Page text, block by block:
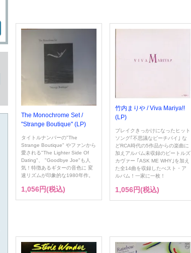
The Monochrome Set /
"Strange Boutique" (LP)
タイトルナンバーの"The
Strange Boutique" やファンから
愛される"The Lighter Side Of
Dating"、 "Goodbye Joe"も人
気！特徴あるギターの音色に 変
速リズムが印象的な1980年作。
1,056円(税込)
竹内まりや / Viva Mariya!!
(LP)
ブレイクきっかけになったヒット
ソング｢不思議なピーチパイ｣ な
どRCA時代の5作品からの楽曲に
加えアルバム未収録のビートルズ
カヴァー ｢ASK ME WHY｣を加え
た全14曲を収録したべスト・ア
ルバム！一家に一枚！
1,056円(税込)